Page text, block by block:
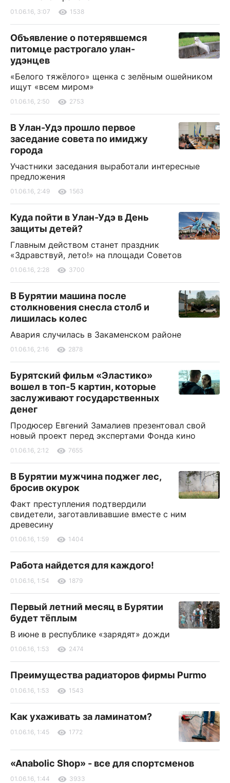
01.06.16, 3:07 1538
Объявление о потерявшемся
питомце растрогало улан-
удэнцев
«Белого тяжёлого» щенка с зелёным ошейником
ищут «всем миром»
01.06.16, 2:50 2753
В Улан-Удэ прошло первое
заседание совета по имиджу
города
Участники заседания выработали интересные
предложения
01.06.16, 2:49 1563
Куда пойти в Улан-Удэ в День
защиты детей?
Главным действом станет праздник
«Здравствуй, лето!» на площади Советов
01.06.16, 2:28 3700
В Бурятии машина после
столкновения снесла столб и
лишилась колес
Авария случилась в Закаменском районе
01.06.16, 2:16 2878
Бурятский фильм «Эластико»
вошел в топ-5 картин, которые
заслуживают государственных
денег
Продюсер Евгений Замалиев презентовал свой
новый проект перед экспертами Фонда кино
01.06.16, 2:12 7655
В Бурятии мужчина поджег лес,
бросив окурок
Факт преступления подтвердили
свидетели, заготавливавшие вместе с ним
древесину
01.06.16, 1:59 1404
Работа найдется для каждого!
01.06.16, 1:54 1879
Первый летний месяц в Бурятии
будет тёплым
В июне в республике «зарядят» дожди
01.06.16, 1:53 2474
Преимущества радиаторов фирмы Purmo
01.06.16, 1:53 1543
Как ухаживать за ламинатом?
01.06.16, 1:45 1772
«Anabolic Shop» - все для спортсменов
01.06.16, 1:44 3933